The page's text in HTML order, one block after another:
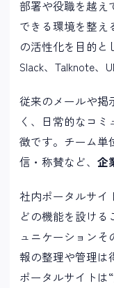
部署や役職を越え
できる環境を整え
の活性化を目的と
Slack、Talknote、
従来のメールや掲
く、日常的なコ
徴です。チーム単
信・称賛など、 企
社内ポータルサイ
どの機能を設ける
ュニケーションそ
報の整理や管理は
ポータルサイトは